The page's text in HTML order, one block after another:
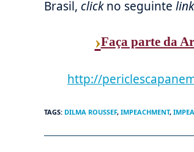
Brasil, clickno seguinte link
›Faça parte da
http://
TAGS: DILMA ROUSSEF, IMPEACHMENT,